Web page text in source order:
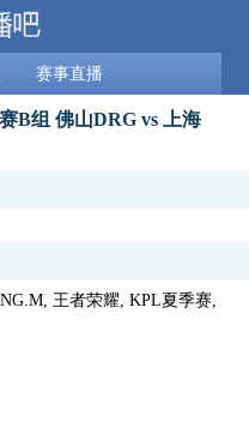
赛事直播
B组 佛山DRG vs 上海
王者荣耀, KPL夏季赛,